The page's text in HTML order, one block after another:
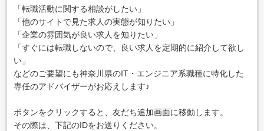
「転職活動に関する相談がしたい」
「他のサイトで見た求人の実態が知りたい」
「企業の雰囲気が良い求人を知りたい」
「すぐには転職しないので、良い求人を定期的に紹介して欲し
い」
などのご要望にも神奈川県のIT・エンジニア系職種に特化した
専任のアドバイザーがお応えします♪
ボタンをクリックすると、友だち追加画面に移動します。
その際は、下記のIDをお送りください。